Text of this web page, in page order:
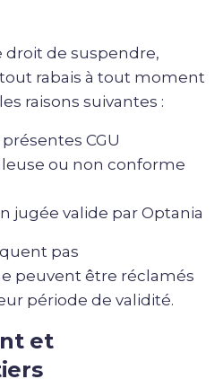
droit de suspendre,
rabais à tout moment
raisons suivantes :
CGU
ou non conforme
jugée valide par Optania
pas
peuvent être réclamés
période de validité.
et